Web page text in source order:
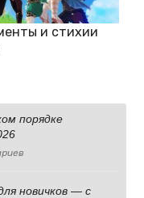
и стихии
порядке
новичков — с